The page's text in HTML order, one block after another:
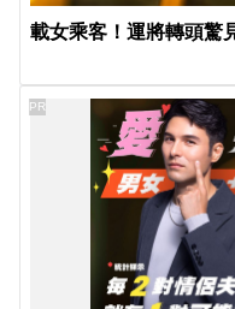
載女乘客！運將轉頭驚
PR